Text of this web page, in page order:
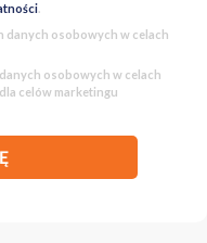
.
danych osobowych w celach
osobowych w celach
celów marketingu